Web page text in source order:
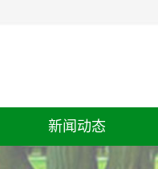
新闻动态
公司新闻